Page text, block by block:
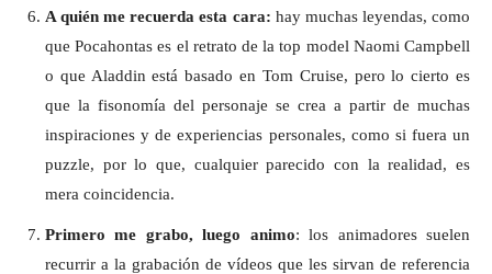
A quién me recuerda esta cara: hay muchas leyendas, como
que Pocahontas es el retrato de la top model Naomi Campbell
o que Aladdin está basado en Tom Cruise, pero lo cierto es
que la fisonomía del personaje se crea a partir de muchas
inspiraciones y de experiencias personales, como si fuera un
puzzle, por lo que, cualquier parecido con la realidad, es
mera coincidencia.
Primero me grabo, luego animo: los animadores suelen
recurrir a la grabación de vídeos que les sirvan de referencia